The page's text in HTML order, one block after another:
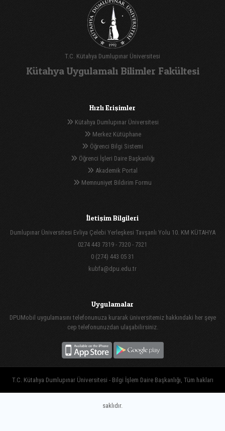
T.C. Kütahya Dumlupınar Üniversitesi
Kütahya Uygulamalı Bilimler Fakültesi
Hızlı Erişimler
Kütahya Dumlupınar Üniversitesi
Merkez Kütüphane
Öğrenci Bilgi Sistemi
Öğrenci İşleri Daire Başkanlığı
Akademik Portal
Memnuniyet Bildirim Formu
İletişim Bilgileri
Dumlupınar Üniversitesi Evliya Çelebi Yerleşkesi Tavşanlı Yolu 10. KM KÜTAHYA
0274 443 7319 - 7320 - 7321
0 (274) 443 05 31
kubfa@dpu.edu.tr
Uygulamalar
DPUMobil uygulamasını telefonunuza kurarak üniversitemiz hakkındaki her şeye
cep telefonunuzdan ulaşabilirsiniz.
T.C. Kütahya Dumlupınar Üniversitesi - Bilgi İşlem Daire Başkanlığı, Tüm hakları
saklıdır.